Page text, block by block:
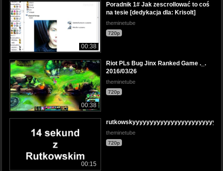
00:38
Poradnik 1# Jak zescrollować to coś
na tesie [dedykacja dla: Krisolt]
theminetube
720p
00:38
Riot PLs Bug Jinx Ranked Game ._.
2016/03/26
theminetube
720p
00:15
theminetube
720p